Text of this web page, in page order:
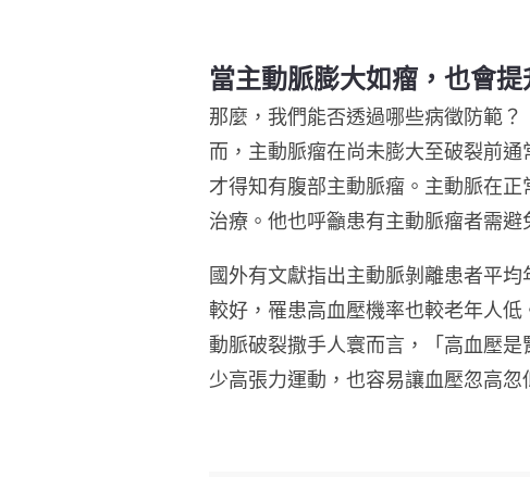
當主動脈膨大如瘤，也會
那麼，我們能否透過哪些病徵防範
而，主動脈瘤在尚未膨大至破裂前
才得知有腹部主動脈瘤。主動脈在
治療。他也呼籲患有主動脈瘤者需
國外有文獻指出主動脈剝離患者平
較好，罹患高血壓機率也較老年人
動脈破裂撒手人寰而言，「高血壓
少高張力運動，也容易讓血壓忽高忽